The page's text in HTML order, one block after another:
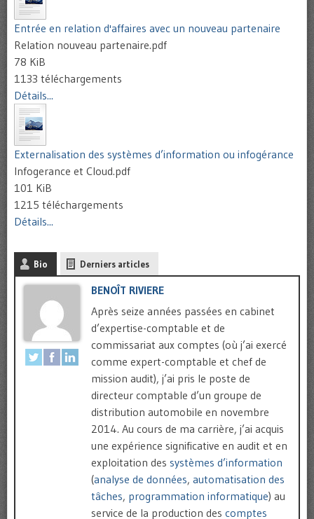
Entrée en relation d'affaires avec un nouveau partenaire
Relation nouveau partenaire.pdf
78 KiB
1133 téléchargements
Détails...
Externalisation des systèmes d’information ou infogérance
Infogerance et Cloud.pdf
101 KiB
1215 téléchargements
Détails...
Bio Derniers articles
BENOÎT RIVIERE
Après seize années passées en cabinet
d’expertise-comptable et de
commissariat aux comptes (où j’ai exercé
comme expert-comptable et chef de
mission audit), j’ai pris le poste de
directeur comptable d’un groupe de
distribution automobile en novembre
2014. Au cours de ma carrière, j’ai acquis
une expérience significative en audit et en
exploitation des systèmes d’information
(analyse de données, automatisation des
tâches, programmation informatique) au
service de la production des comptes